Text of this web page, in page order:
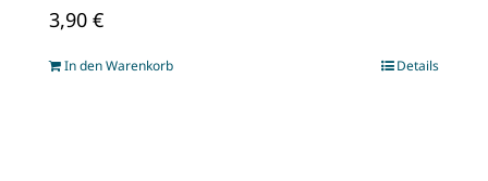
3,90 €
In den Warenkorb Details